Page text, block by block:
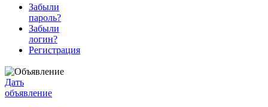
Забыли
пароль?
Забыли
логин?
Регистрация
Дать
объявление